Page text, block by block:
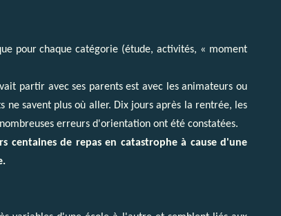
pour chaque catégorie (étude, activités, « moment
partir avec ses parents est avec les animateurs ou
savent plus où aller. Dix jours après la rentrée, les
erreurs d'orientation ont été constatées.
centaines de repas en catastrophe à cause d'une